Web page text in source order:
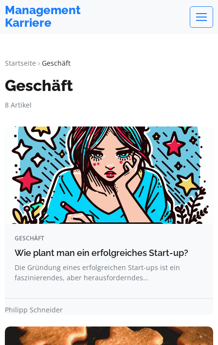
Management
Karriere
Startseite Geschäft
Geschäft
8 Artikel
GESCHÄFT
Wie plant man ein erfolgreiches Start-up?
Die Gründung eines erfolgreichen Start-ups ist ein
faszinierendes, aber herausforderndes…
Philipp Schneider